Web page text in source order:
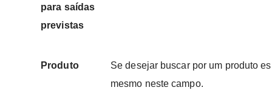
para saídas
previstas
Produto
Se desejar buscar por um produto
mesmo neste campo.